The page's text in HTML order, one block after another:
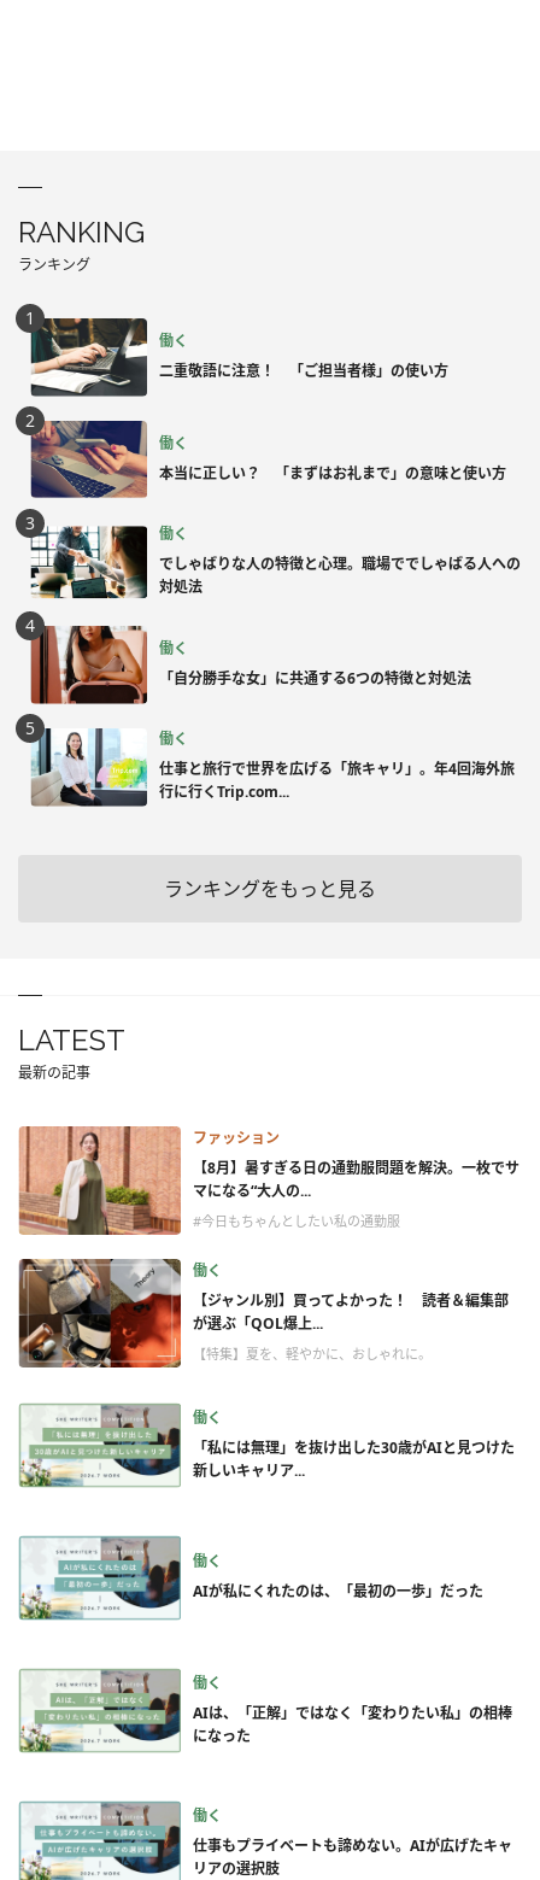
RANKING
ランキング
働く
二重敬語に注意！ 「ご担当者様」の使い方
働く
本当に正しい？ 「まずはお礼まで」の意味と使い方
働く
でしゃばりな人の特徴と心理。職場ででしゃばる人への
対処法
働く
「自分勝手な女」に共通する6つの特徴と対処法
働く
仕事と旅行で世界を広げる「旅キャリ」。年4回海外旅
行に行くTrip.com...
ランキングをもっと見る
LATEST
最新の記事
ファッション
【8月】暑すぎる日の通勤服問題を解決。一枚でサ
マになる“大人の...
#今日もちゃんとしたい私の通勤服
働く
【ジャンル別】買ってよかった！ 読者＆編集部
が選ぶ「QOL爆上...
【特集】夏を、軽やかに、おしゃれに。
働く
「私には無理」を抜け出した30歳がAIと見つけた
新しいキャリア...
働く
AIが私にくれたのは、「最初の一歩」だった
働く
AIは、「正解」ではなく「変わりたい私」の相棒
になった
働く
仕事もプライベートも諦めない。AIが広げたキャ
リアの選択肢